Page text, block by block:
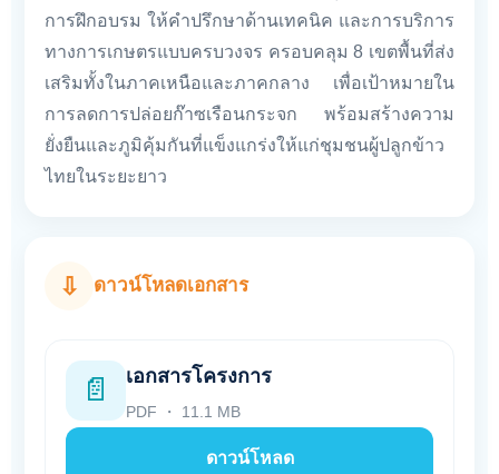
การฝึกอบรม ให้คำปรึกษาด้านเทคนิค และการบริการ
ทางการเกษตรแบบครบวงจร ครอบคลุม 8 เขตพื้นที่ส่ง
เสริมทั้งในภาคเหนือและภาคกลาง เพื่อเป้าหมายใน
การลดการปล่อยก๊าซเรือนกระจก พร้อมสร้างความ
ยั่งยืนและภูมิคุ้มกันที่แข็งแกร่งให้แก่ชุมชนผู้ปลูกข้าว
ไทยในระยะยาว
⇩ ดาวน์โหลดเอกสาร
📄 เอกสารโครงการ
PDF ・ 11.1 MB
ดาวน์โหลด